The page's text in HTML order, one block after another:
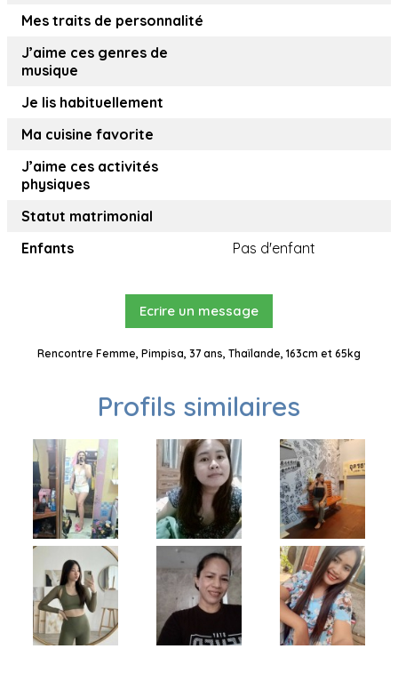
Mes traits de personnalité
J’aime ces genres de
musique
Je lis habituellement
Ma cuisine favorite
J’aime ces activités
physiques
Statut matrimonial
Enfants
Pas d'enfant
Ecrire un message
Rencontre Femme, Pimpisa, 37 ans, Thaïlande, 163cm et 65kg
Profils similaires